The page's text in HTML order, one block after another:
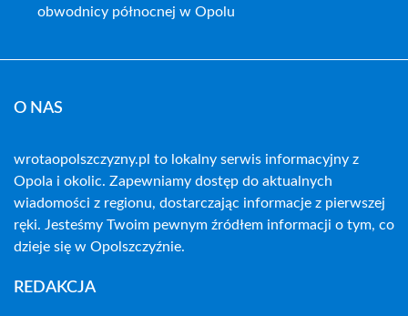
obwodnicy północnej w Opolu
O NAS
wrotaopolszczyzny.pl to lokalny serwis informacyjny z
Opola i okolic. Zapewniamy dostęp do aktualnych
wiadomości z regionu, dostarczając informacje z pierwszej
ręki. Jesteśmy Twoim pewnym źródłem informacji o tym, co
dzieje się w Opolszczyźnie.
REDAKCJA